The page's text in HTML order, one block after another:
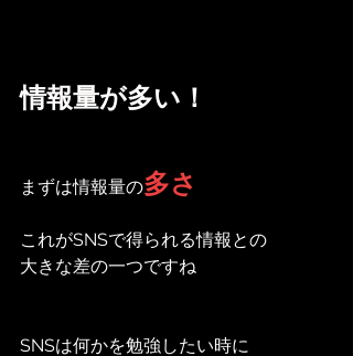
情報量が多い！
まずは情報量の多さ
これがSNSで得られる情報との
大きな差の一つですね
SNSは何かを勉強したい時に